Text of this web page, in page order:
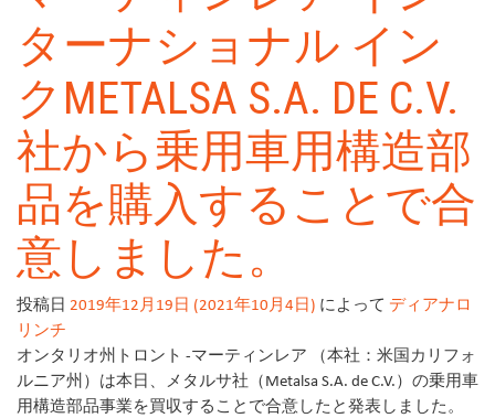
ターナショナル イン
クMETALSA S.A. DE C.V.
社から乗用車用構造部
品を購入することで合
意しました。
投稿日 2019年12月19日 (2021年10月4日) によって ディアナロ
リンチ
オンタリオ州トロント -マーティンレア （本社：米国カリフォ
ルニア州）は本日、メタルサ社（Metalsa S.A. de C.V.）の乗用車
用構造部品事業を買収することで合意したと発表しました。